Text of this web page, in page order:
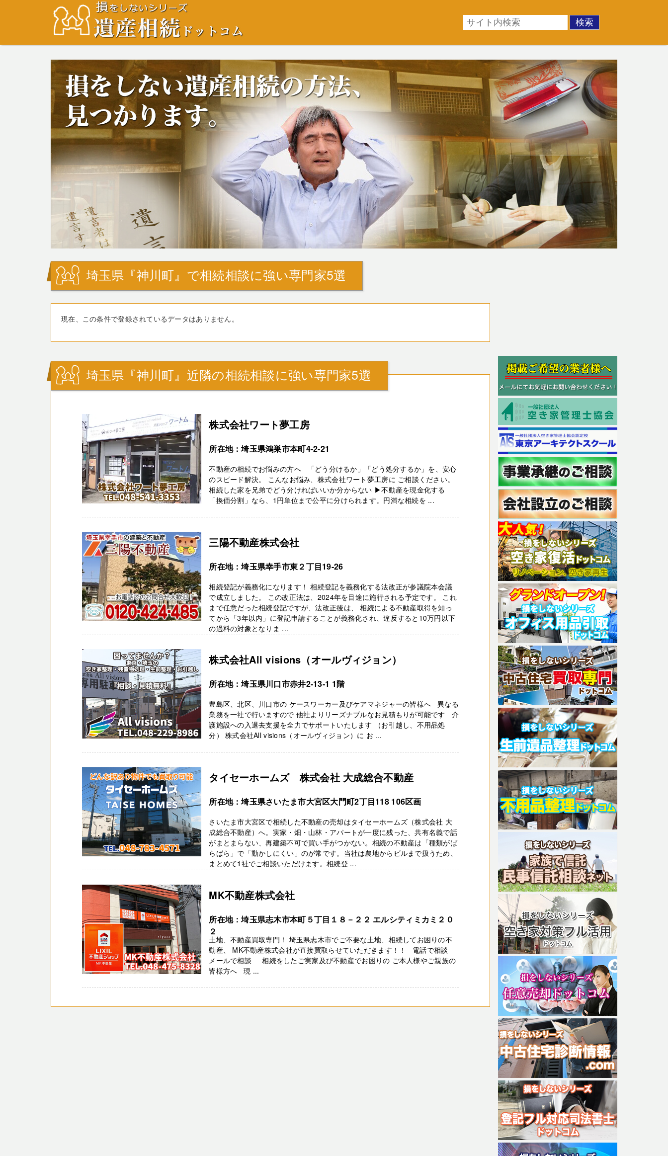
埼玉県『神川町』で相続相談に強い専門家5選
現在、この条件で登録されているデータはありません。
埼玉県『神川町』近隣の相続相談に強い専門家5選
株式会社ワート夢工房
所在地：埼玉県鴻巣市本町4-2-21
不動産の相続でお悩みの方へ 「どう分けるか」「どう処分するか」を、安心
のスピード解決。 こんなお悩み、株式会社ワート夢工房に ご相談ください。
相続した家を兄弟でどう分ければいいか分からない ▶不動産を現金化する
「換価分割」なら、1円単位まで公平に分けられます。円満な相続を ...
三陽不動産株式会社
所在地：埼玉県幸手市東２丁目19-26
相続登記が義務化になります！ 相続登記を義務化する法改正が参議院本会議
で成立しました。 この改正法は、2024年を目途に施行される予定です。 これ
まで任意だった相続登記ですが、法改正後は、 相続による不動産取得を知っ
てから「3年以内」に登記申請することが義務化され、違反すると10万円以下
の過料の対象となりま ...
株式会社All visions（オールヴィジョン）
所在地：埼玉県川口市赤井2‐13‐1 1階
豊島区、北区、川口市の ケースワーカー及びケアマネジャーの皆様へ 異なる
業務を一社で行いますので 他社よりリーズナブルなお見積もりが可能です 介
護施設への入退去支援を全力でサポートいたします （お引越し、不用品処
分） 株式会社All visions（オールヴィジョン）に お ...
タイセーホームズ 株式会社 大成総合不動産
所在地：埼玉県さいたま市大宮区大門町2丁目118 106区画
さいたま市大宮区で相続した不動産の売却はタイセーホームズ（株式会社 大
成総合不動産）へ。実家・畑・山林・アパートが一度に残った、共有名義で話
がまとまらない、再建築不可で買い手がつかない。相続の不動産は「種類がば
らばら」で「動かしにくい」のが常です。当社は農地からビルまで扱うため、
まとめて1社でご相談いただけます。相続登 ...
MK不動産株式会社
所在地：埼玉県志木市本町５丁目１８－２２ エルシティミカミ２０
２
土地、不動産買取専門！ 埼玉県志木市でご不要な土地、相続してお困りの不
動産、 MK不動産株式会社が直接買取らせていただきます！！ 電話で相談
メールで相談 相続をしたご実家及び不動産でお困りの ご本人様やご親族の
皆様方へ 現 ...